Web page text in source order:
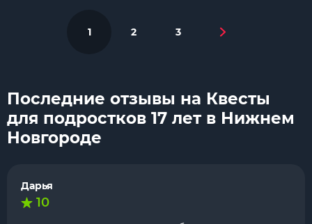
1 2 3
Последние отзывы на Квесты
для подростков 17 лет в Нижнем
Новгороде
Дарья
10